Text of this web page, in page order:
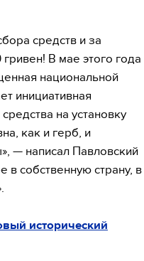
средств и за
В мае этого года
национальной
инициативная
на установку
как и герб, и
— написал Павловский
в собственную страну, в
исторический